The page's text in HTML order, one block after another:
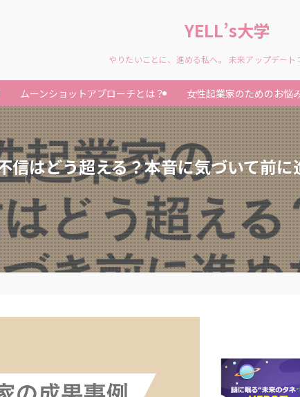
YELL’s大学
やりたいことに、進める私へ。 未来アップデート
ムーンショットアプローチとは？ 女性起業家のためのお悩
信はどう超える？本音に気づいて前